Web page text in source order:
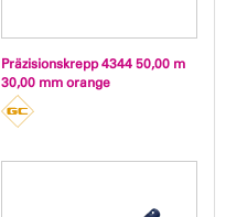
Präzisionskrepp 4344 50,00 m
30,00 mm orange